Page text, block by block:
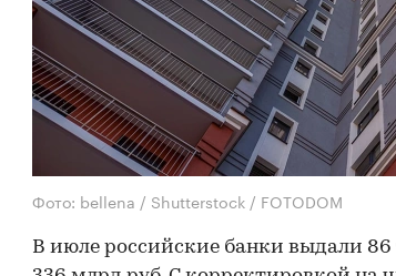
Фото: bellena / Shutterstock / FOTODOM
В июле российские банки выдали